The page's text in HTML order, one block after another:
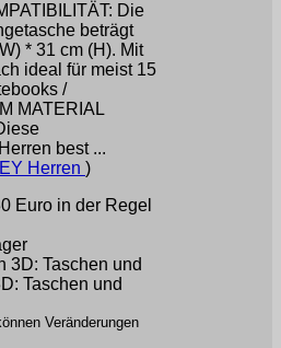
Die
beträgt
* 31 cm (H). Mit
ideal für meist 15
/
MATERIAL
best ...
Herren )
Euro in der Regel
3D: Taschen und
Taschen und
Veränderungen